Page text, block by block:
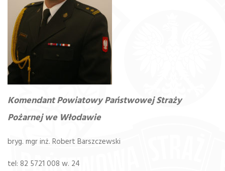
Komendant Powiatowy Państwowej Straży
Pożarnej we Włodawie
bryg. mgr inż. Robert Barszczewski
tel: 82 5721 008 w. 24